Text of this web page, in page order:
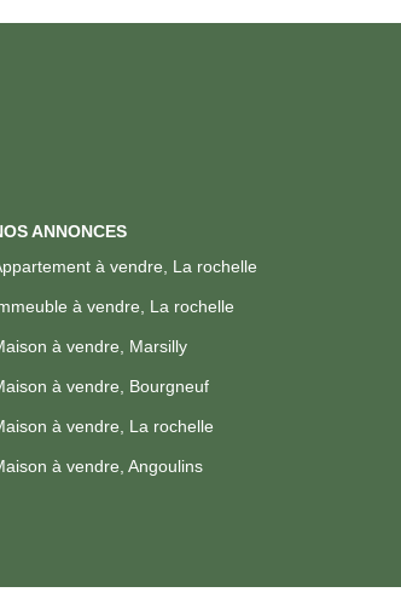
ANNONCES
à vendre, La rochelle
à vendre, La rochelle
à vendre, Marsilly
à vendre, Bourgneuf
à vendre, La rochelle
à vendre, Angoulins